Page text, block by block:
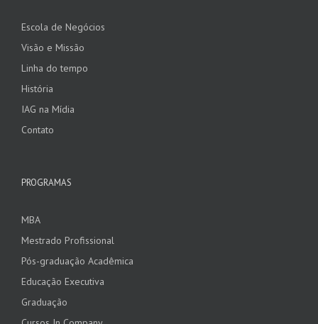
Escola de Negócios
Visão e Missão
Linha do tempo
História
IAG na Mídia
Contato
PROGRAMAS
MBA
Mestrado Profissional
Pós-graduação Acadêmica
Educação Executiva
Graduação